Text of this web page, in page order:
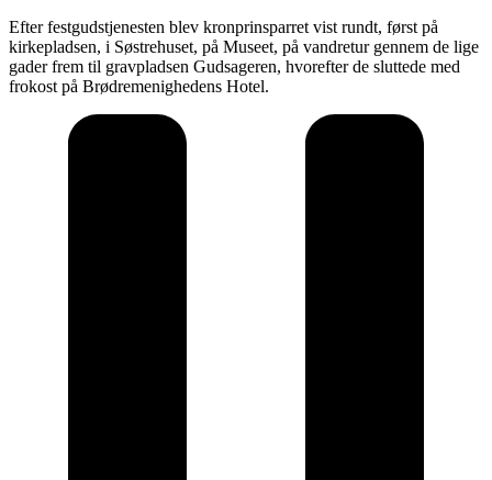
Efter festgudstjenesten blev kronprinsparret vist rundt, først på
kirkepladsen, i Søstrehuset, på Museet, på vandretur gennem de lige
gader frem til gravpladsen Gudsageren, hvorefter de sluttede med
frokost på Brødremenighedens Hotel.